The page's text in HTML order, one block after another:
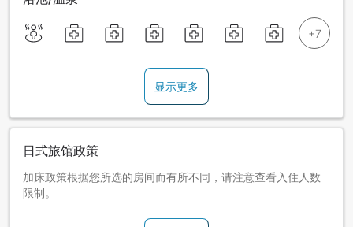
显示更多
日式旅馆政策
加床政策根据您所选的房间而有所不同，请注意查看入住人数
限制。